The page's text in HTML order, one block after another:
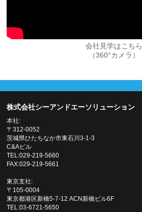
会社見学はこちら
（360°カメラ）
株式会社シーアンドエーソリューション
本社:
〒312-0052
茨城県ひたちなか市東石川3-1-3
C&Aビル
TEL:029-219-5660
FAX:029-219-5661
東京支社:
〒105-0004
東京都港区新橋5-7-12 ACN新橋ビル6F
TEL:03-6721-5650